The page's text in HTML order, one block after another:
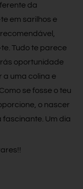
da
em sarilhos e
Tudo te parece
oportunidade
a uma colina e
se fosse o teu
o nascer
Um dia